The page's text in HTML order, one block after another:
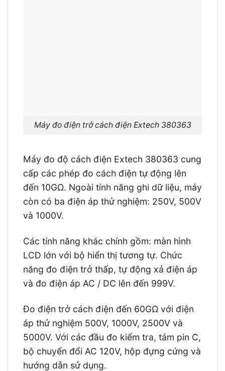
Máy đo điện trở cách điện Extech 380363
Máy đo độ cách điện Extech 380363 cung
cấp các phép đo cách điện tự động lên
đến 10GΩ. Ngoài tính năng ghi dữ liệu, máy
còn có ba điện áp thử nghiệm: 250V, 500V
và 1000V.
Các tính năng khác chính gồm: màn hình
LCD lớn với bộ hiển thị tương tự. Chức
năng đo điện trở thấp, tự động xả điện áp
và đo điện áp AC / DC lên đến 999V.
Đo điện trở cách điện đến 60GΩ với điện
áp thử nghiệm 500V, 1000V, 2500V và
5000V. Với các đầu đo kiểm tra, tám pin C,
bộ chuyển đổi AC 120V, hộp đựng cứng và
hướng dẫn sử dụng.